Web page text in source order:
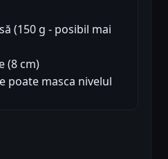
(150 g - posibil mai
(8 cm)
poate masca nivelul